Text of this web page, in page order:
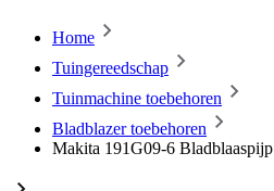
Home
Tuingereedschap
Tuinmachine toebehoren
Bladblazer toebehoren
Makita 191G09-6 Bladblaaspijp